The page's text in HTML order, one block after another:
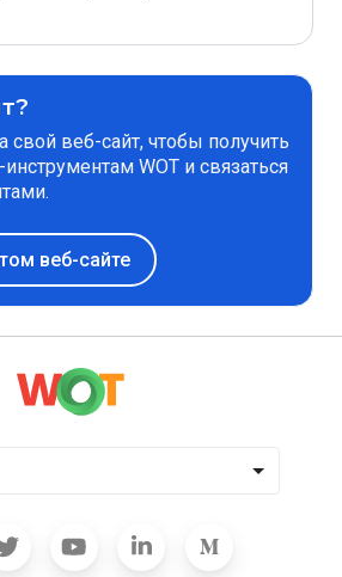
свой веб-сайт, чтобы получить
WOT и связаться
веб-сайте